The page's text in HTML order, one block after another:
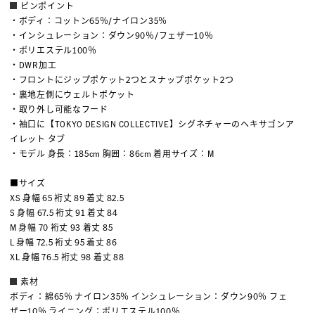
ピンポイント
・ボディ：コットン65％/ナイロン35％
・インシュレーション：ダウン90％/フェザー10％
・ポリエステル100％
・DWR加工
・フロントにジップポケット2つとスナップポケット2つ
・裏地左側にウェルトポケット
・取り外し可能なフード
・袖口に【TOKYO DESIGN COLLECTIVE】シグネチャーのヘキサゴンア
イレット タブ
・モデル 身長：185cm 胸囲：86cm 着用サイズ：M
■サイズ
XS 身幅 65 裄丈 89 着丈 82.5
S 身幅 67.5 裄丈 91 着丈 84
M 身幅 70 裄丈 93 着丈 85
L 身幅 72.5 裄丈 95 着丈 86
XL 身幅 76.5 裄丈 98 着丈 88
素材
ボディ：綿65％ ナイロン35％ インシュレーション：ダウン90％ フェ